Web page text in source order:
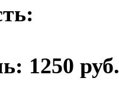
1250 руб.